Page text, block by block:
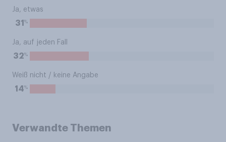
Ja, etwas
31 %
Ja, auf jeden Fall
32%
Weiß nicht / keine Angabe
14%
Verwandte Themen